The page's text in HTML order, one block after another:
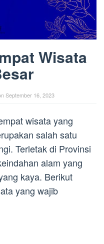
Wisata
September 16, 2023
wisata yang
salah satu
Terletak di Provinsi
alam yang
kaya. Berikut
yang wajib